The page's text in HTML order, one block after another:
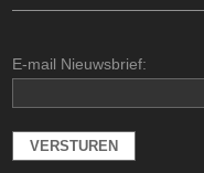
E-mail Nieuwsbrief: